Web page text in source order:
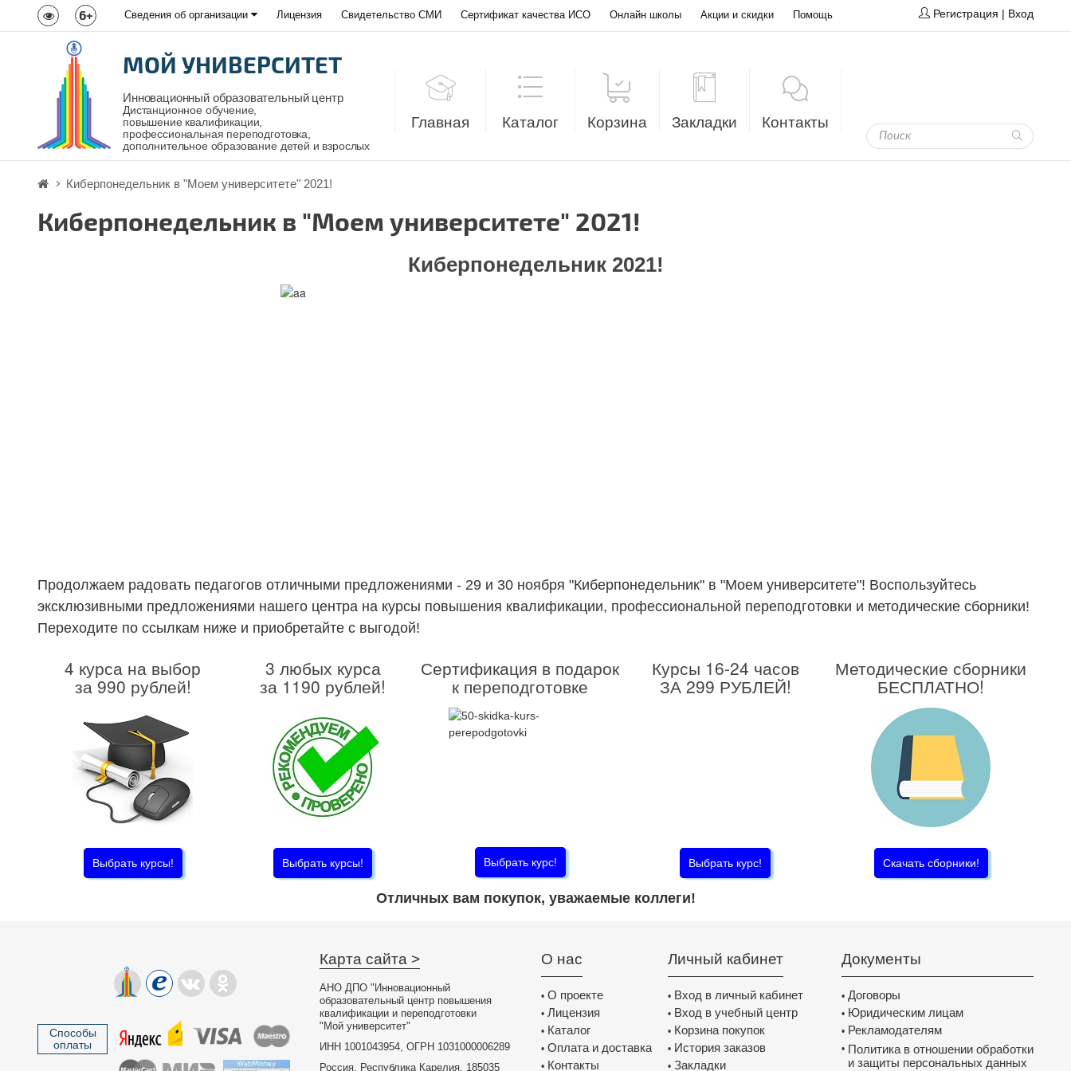
6+ Сведения об организации Лицензия Свидетельство СМИ Сертификат качества ИСО Онлайн школы Акции и скидки Помощь Регистрация | Вход
МОЙ УНИВЕРСИТЕТ
Инновационный образовательный центр
Дистанционное обучение,
повышение квалификации,
профессиональная переподготовка,
дополнительное образование детей и взрослых
Главная Каталог Корзина Закладки Контакты
Киберпонедельник в "Моем университете" 2021!
Киберпонедельник в "Моем университете" 2021!
Киберпонедельник 2021!
Продолжаем радовать педагогов отличными предложениями - 29 и 30 ноября "Киберпонедельник" в "Моем университете"! Воспользуйтесь
эксклюзивными предложениями нашего центра на курсы повышения квалификации, профессиональной переподготовки и методические сборники!
Переходите по ссылкам ниже и приобретайте с выгодой!
4 курса на выбор
за 990 рублей!
Выбрать курсы!
3 любых курса
за 1190 рублей!
Выбрать курсы!
Сертификация в подарок
к переподготовке
Выбрать курс!
Курсы 16-24 часов
ЗА 299 РУБЛЕЙ!
Выбрать курс!
Методические сборники
БЕСПЛАТНО!
Скачать сборники!
Отличных вам покупок, уважаемые коллеги!
Способы
оплаты
Карта сайта >
АНО ДПО "Инновационный
образовательный центр повышения
квалификации и переподготовки
"Мой университет"
ИНН 1001043954, ОГРН 1031000006289
Россия, Республика Карелия, 185035
О нас
• О проекте
• Лицензия
• Каталог
• Оплата и доставка
• Контакты
Личный кабинет
• Вход в личный кабинет
• Вход в учебный центр
• Корзина покупок
• История заказов
• Закладки
Документы
• Договоры
• Юридическим лицам
• Рекламодателям
• Политика в отношении обработки
и защиты персональных данных